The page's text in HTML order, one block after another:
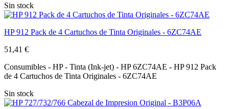
Sin stock
HP 912 Pack de 4 Cartuchos de Tinta Originales - 6ZC74AE
51,41 €
Consumibles - HP - Tinta (Ink-jet) - HP 6ZC74AE - HP 912 Pack
de 4 Cartuchos de Tinta Originales - 6ZC74AE
Sin stock